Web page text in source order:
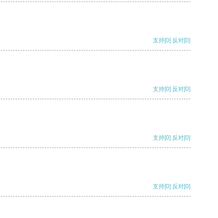
支持[0] 反对[0]
支持[0] 反对[0]
支持[0] 反对[0]
支持[0] 反对[0]